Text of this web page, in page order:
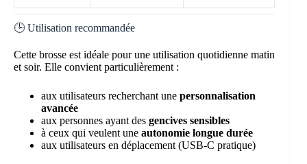
🕒 Utilisation recommandée
Cette brosse est idéale pour une utilisation quotidienne matin
et soir. Elle convient particulièrement :
aux utilisateurs recherchant une personnalisation
avancée
aux personnes ayant des gencives sensibles
à ceux qui veulent une autonomie longue durée
aux utilisateurs en déplacement (USB-C pratique)